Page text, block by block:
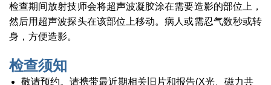
检查期间放射技师会将超声波凝胶涂在需要造影的部位上，
然后用超声波探头在该部位上移动。病人或需忍气数秒或转
身，方便造影。
检查须知
敬请预约。请携带最近期相关旧片和报告(X光、磁力共